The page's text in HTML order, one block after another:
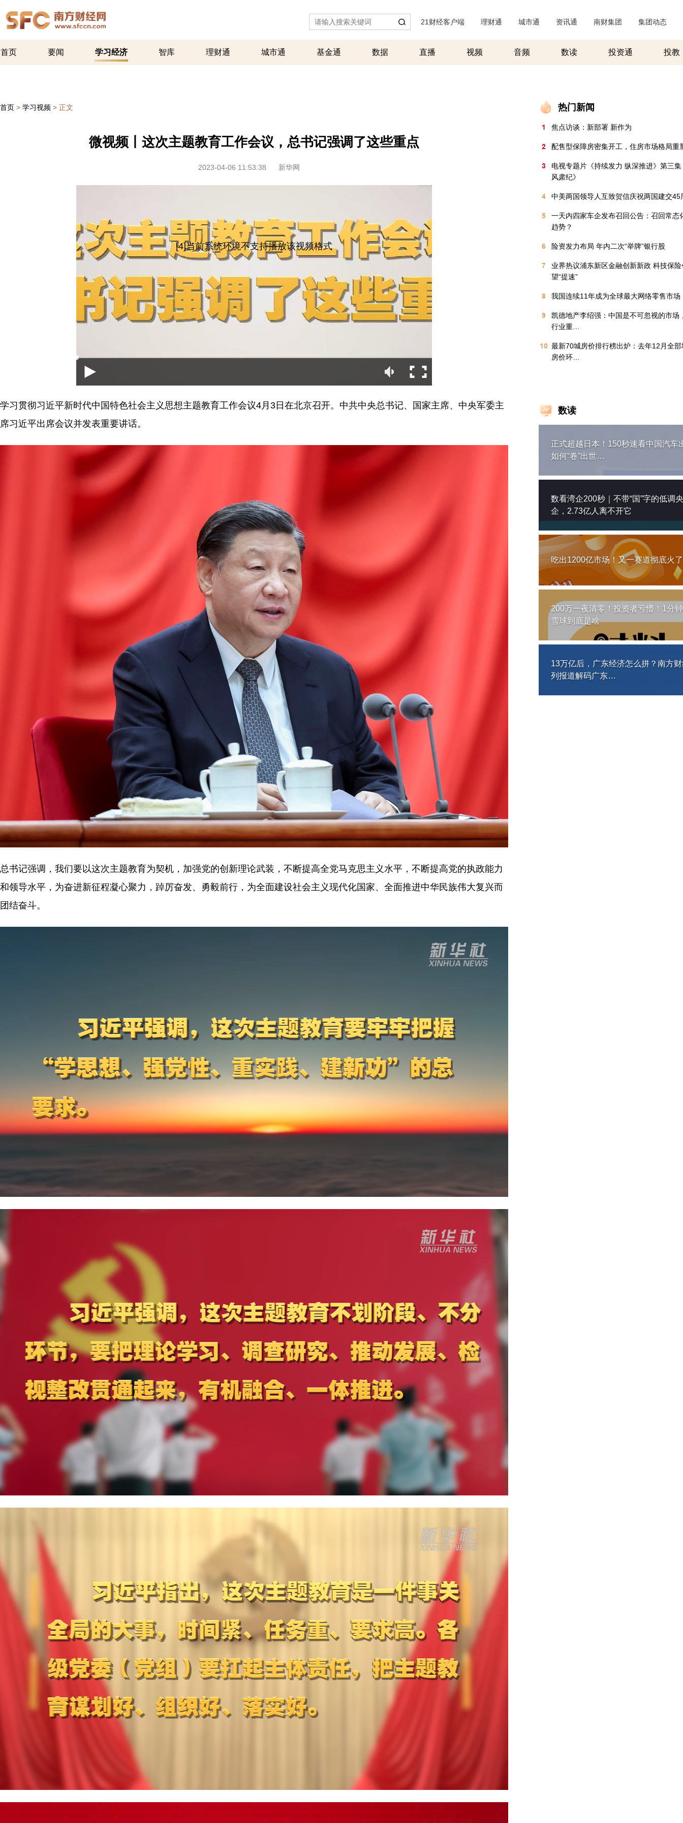
21财经客户端 理财通 城市通 资讯通 南财集团 集团动态
首页 要闻 学习经济 智库 理财通 城市通 基金通 数据 直播 视频 音频 数读 投资通 投教
首页 > 学习视频 > 正文
微视频丨这次主题教育工作会议，总书记强调了这些重点
2023-04-06 11:53:38 新华网
[4]当前系统环境不支持播放该视频格式
学习贯彻习近平新时代中国特色社会主义思想主题教育工作会议4月3日在北京召开。中共中央总书记、国家主席、中央军委主
席习近平出席会议并发表重要讲话。
总书记强调，我们要以这次主题教育为契机，加强党的创新理论武装，不断提高全党马克思主义水平，不断提高党的执政能力
和领导水平，为奋进新征程凝心聚力，踔厉奋发、勇毅前行，为全面建设社会主义现代化国家、全面推进中华民族伟大复兴而
团结奋斗。
热门新闻
1 焦点访谈：新部署 新作为
2 配售型保障房密集开工，住房市场格局重
3
电视专题片《持续发力 纵深推进》第三
风肃纪》
4 中美两国领导人互致贺信庆祝两国建交45
5
一天内四家车企发布召回公告：召回常态
趋势？
6 险资发力布局 年内二次“举牌”银行股
7
业界热议浦东新区金融创新新政 科技保
望“提速”
8 我国连续11年成为全球最大网络零售市场
9
凯德地产李绍强：中国是不可忽视的市场
行业重…
10 最新70城房价排行榜出炉：去年12月全
房价环…
数读
正式超越日本！150秒速看中国汽车
如何“卷”出世…
数看湾企200秒｜不带“国”字的低调央
企，2.73亿人离不开它
吃出1200亿市场！又一赛道彻底火了
200万一夜清零！投资者亏懵！1分
雪球到底是啥
13万亿后，广东经济怎么拼？南方
列报道解码广东…